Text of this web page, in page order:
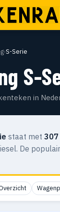
›S-Serie
S-
in
staat met
De